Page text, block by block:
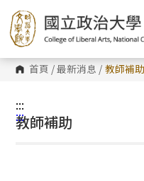
跳
到
主
要
內
容
區 首頁 /最新消息 / 教師補助
:::
:::
教師補助